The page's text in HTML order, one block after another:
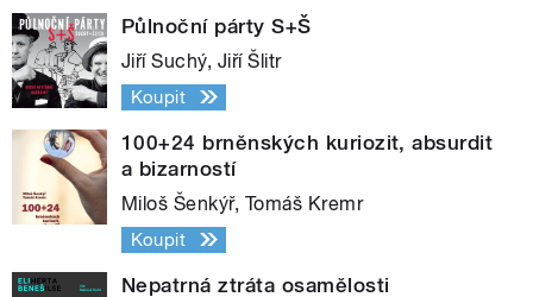
Půlnoční párty S+Š
Jiří Suchý, Jiří Šlitr
Koupit
100+24 brněnských kuriozit, absurdit
a bizarností
Miloš Šenkýř, Tomáš Kremr
Koupit
Nepatrná ztráta osamělosti